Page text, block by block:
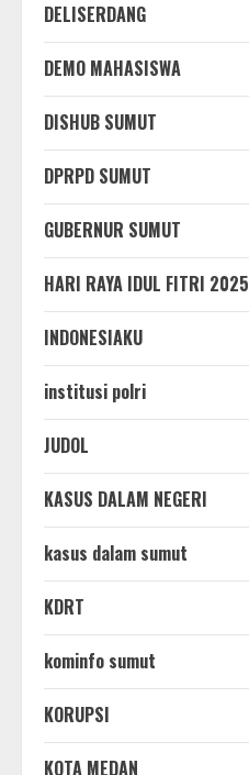
DELISERDANG
DEMO MAHASISWA
DISHUB SUMUT
DPRPD SUMUT
GUBERNUR SUMUT
HARI RAYA IDUL FITRI 2025
INDONESIAKU
institusi polri
JUDOL
KASUS DALAM NEGERI
kasus dalam sumut
KDRT
kominfo sumut
KORUPSI
KOTA MEDAN